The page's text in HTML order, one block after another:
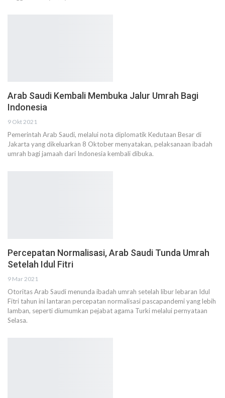
Arab Saudi Kembali Membuka Jalur Umrah Bagi
Indonesia
9 Okt 2021
Pemerintah Arab Saudi, melalui nota diplomatik Kedutaan Besar di
Jakarta yang dikeluarkan 8 Oktober menyatakan, pelaksanaan ibadah
umrah bagi jamaah dari Indonesia kembali dibuka.
Percepatan Normalisasi, Arab Saudi Tunda Umrah
Setelah Idul Fitri
9 Mar 2021
Otoritas Arab Saudi menunda ibadah umrah setelah libur lebaran Idul
Fitri tahun ini lantaran percepatan normalisasi pascapandemi yang lebih
lamban, seperti diumumkan pejabat agama Turki melalui pernyataan
Selasa.